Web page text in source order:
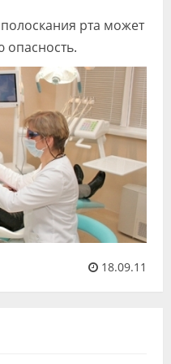
рта может
опасность.
18.09.11